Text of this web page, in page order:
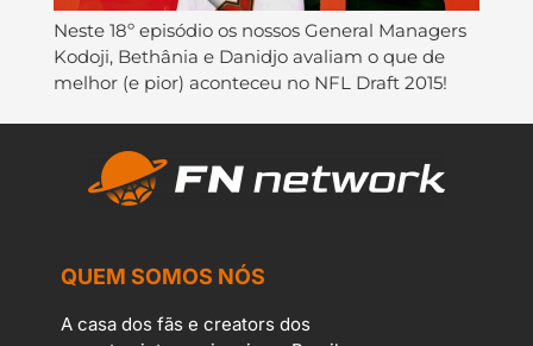
Neste 18º episódio os nossos General Managers
Kodoji, Bethânia e Danidjo avaliam o que de
melhor (e pior) aconteceu no NFL Draft 2015!
QUEM SOMOS NÓS
A casa dos fãs e creators dos